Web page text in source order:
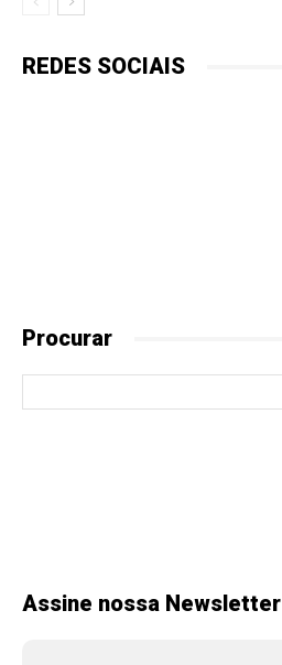
REDES SOCIAIS
Procurar
Assine nossa Newsletter